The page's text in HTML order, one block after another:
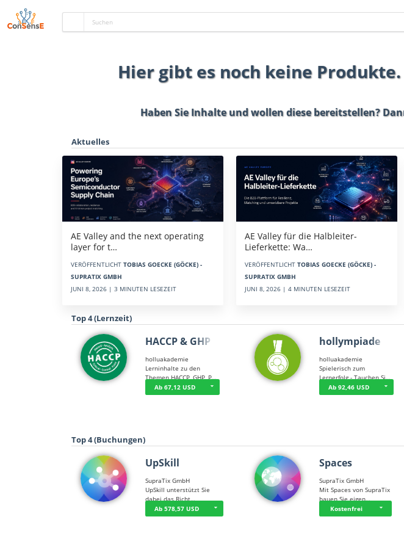
Hier gibt es noch keine
Haben Sie Inhalte und wollen diese bereitstellen?
Aktuelles
AE Valley and the next operating
layer for t…
VERÖFFENTLICHT TOBIAS GOECKE (GÖCKE) -
SUPRATIX GMBH
JUNI 8, 2026 | 3 MINUTEN LESEZEIT
AE Valley für die Halbleiter-
Lieferkette: Wa…
VERÖFFENTLICHT TOBIAS GOECKE (GÖCKE) -
SUPRATIX GMBH
JUNI 8, 2026 | 4 MINUTEN LESEZEIT
Top 4 (Lernzeit)
HACCP & GHP
holluakademie
Lerninhalte zu den
Themen HACCP, GHP, P…
Ab 67,12 USD
hollympiade
holluakademie
Spielerisch zum
Lernerfolg - Tauchen Si…
Ab 92,46 USD
Top 4 (Buchungen)
UpSkill
SupraTix GmbH
UpSkill unterstützt Sie
dabei das Richt…
Ab 578,57 USD
Spaces
SupraTix GmbH
Mit Spaces von SupraTix
bauen Sie eigen…
Kostenfrei